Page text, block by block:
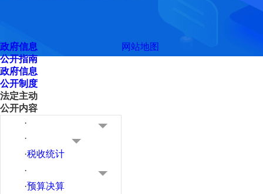
政府信息
公开指南
政府信息
公开制度
法定主动
公开内容
·
·
·税收统计
·
·预算决算
网站地图